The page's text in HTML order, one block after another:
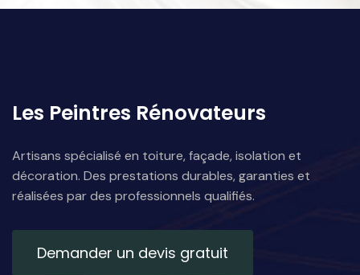
Les Peintres Rénovateurs
Artisans spécialisé en toiture, façade, isolation et
décoration. Des prestations durables, garanties et
réalisées par des professionnels qualifiés.
Demander un devis gratuit